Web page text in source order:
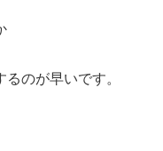
のが早いです。